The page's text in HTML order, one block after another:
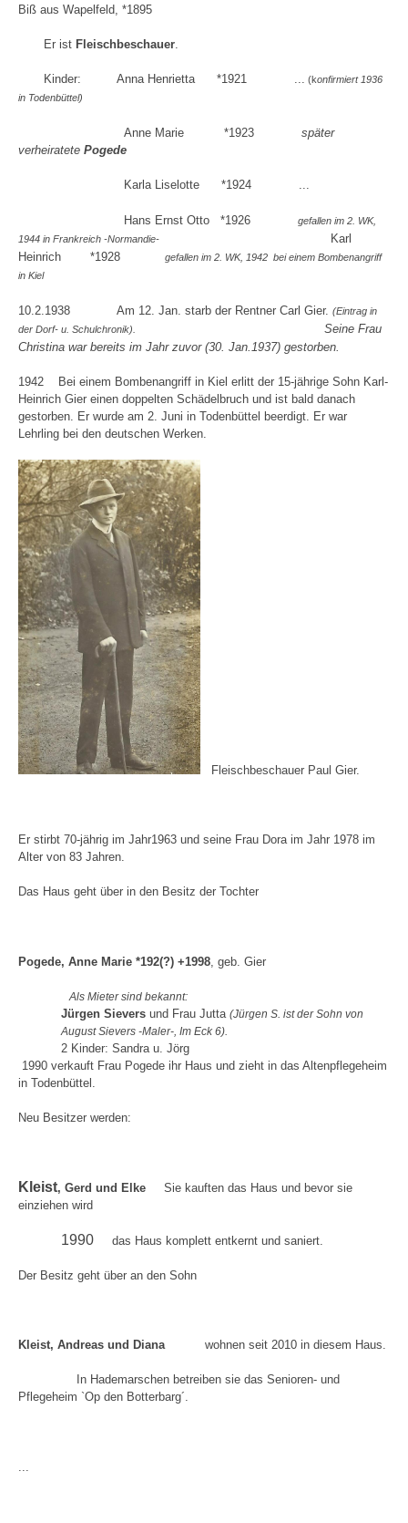
Biß aus Wapelfeld, *1895
Er ist Fleischbeschauer
Kinder: Anna Henrietta *1921 ... (konfirmiert 1936
in Todenbüttel)
Anne Marie *1923 später
verheiratete Pogede
Karla Liselotte *1924 ...
Hans Ernst Otto *1926
gefallen im 2. WK,
1944 in Frankreich -Normandie-
Karl
Heinrich *1928
gefallen im 2. WK, 1942 bei einem Bombenangriff
in Kiel
10.2.1938 Am 12. Jan. starb der Rentner Carl Gier. (Eintrag in
der Dorf- u. Schulchronik).
Seine Frau
Christina war bereits im Jahr zuvor (30. Jan.1937) gestorben.
1942 Bei einem Bombenangriff in Kiel erlitt der 15-jährige Sohn Karl-
Heinrich Gier einen doppelten Schädelbruch und ist bald danach
gestorben. Er wurde am 2. Juni in Todenbüttel beerdigt. Er war
Lehrling bei den deutschen Werken.
Fleischbeschauer Paul Gier.
Er stirbt 70-jährig im Jahr1963 und seine Frau Dora im Jahr 1978 im
Alter von 83 Jahren.
Das Haus geht über in den Besitz der Tochter
Pogede, Anne Marie *192(?) +1998 , geb. Gier
Als Mieter sind bekannt:
Jürgen Sievers und Frau Jutta(Jürgen S. ist der Sohn von
August Sievers -Maler-, Im Eck 6).
2 Kinder: Sandra u. Jörg
1990 verkauft Frau Pogede ihr Haus und zieht in das Altenpflegeheim
in Todenbüttel.
Neu Besitzer werden:
Kleist, Gerd und Elke Sie kauften das Haus und bevor sie
einziehen wird
1990 das Haus komplett entkernt und saniert.
Der Besitz geht über an den Sohn
Kleist, Andreas und Diana wohnen seit 2010 in diesem Haus.
In Hademarschen betreiben sie das Senioren- und
Pflegeheim `Op den Botterbarg´.